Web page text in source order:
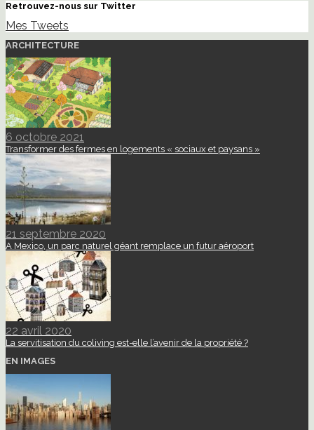
Retrouvez-nous sur Twitter
Mes Tweets
ARCHITECTURE
6 octobre 2021
Transformer des fermes en logements « sociaux et paysans »
21 septembre 2020
A Mexico, un parc naturel géant remplace un futur aéroport
22 avril 2020
La servitisation du coliving est-elle l’avenir de la propriété ?
EN IMAGES